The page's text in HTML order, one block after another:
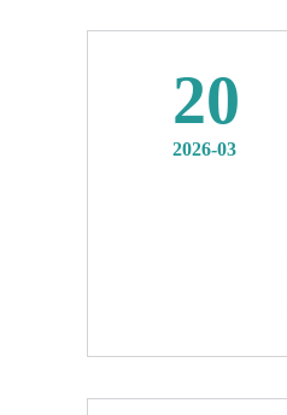
20
2026-03